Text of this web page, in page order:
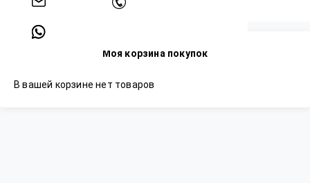
info@drcemalismailoglu.com
Главная
Моя корзина покупок
В вашей корзине нет товаров